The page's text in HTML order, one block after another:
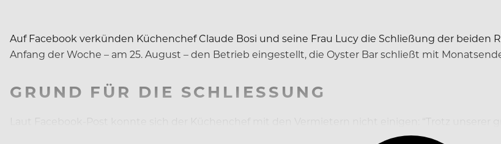
Auf Facebook verkünden Küchenchef Claude Bosi und seine Frau Lucy die Schließung der
Anfang der Woche – am 25. August – den Betrieb eingestellt, die Oyster Bar schließt mit
GRUND FÜR DIE SCHLIESSUNG
Laut Facebook-Post konnte sich der Küchenchef mit den Vermietern nicht einigen: “Trotz
Vermietern keine Einigung erzielen, die es dem Michelin-House ermöglichen würde, in sein nächste